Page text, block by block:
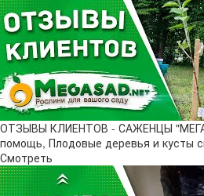
ОТЗЫВЫ КЛИЕНТОВ - САЖЕНЦЫ
помощь, Плодовые деревья и кусты
Смотреть